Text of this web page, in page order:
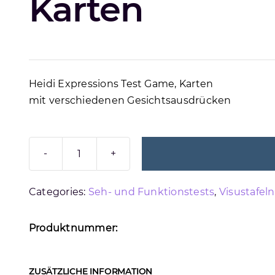
Karten
Heidi Expressions Test Game, Karten
mit verschiedenen Gesichtsausdrücken
HEIDI
TEST
Menge
Categories: Seh- und Funktionstests,
Produktnummer:
ZUSÄTZLICHE INFORMATION